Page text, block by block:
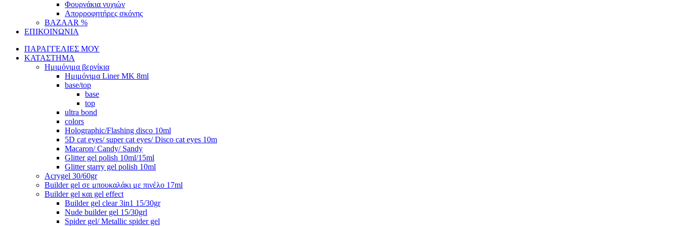
Φουρνάκια νυχιών
Απορροφητήρες σκόνης
BAZAAR %
ΕΠΙΚΟΙΝΩΝΙΑ
ΠΑΡΑΓΓΕΛΙΕΣ ΜΟΥ
ΚΑΤΑΣΤΗΜΑ
Ημιμόνιμα βερνίκια
Ημιμόνιμα Liner ΜΚ 8ml
base/top
base
top
ultra bond
colors
Holographic/Flashing disco 10ml
5D cat eyes/ super cat eyes/ Disco cat eyes 10m
Macaron/ Candy/ Sandy
Glitter gel polish 10ml/15ml
Glitter starry gel polish 10ml
Acrygel 30/60gr
Builder gel σε μπουκαλάκι με πινέλο 17ml
Builder gel και gel effect
Builder gel clear 3in1 15/30gr
Nude builder gel 15/30grl
Spider gel/ Metallic spider gel